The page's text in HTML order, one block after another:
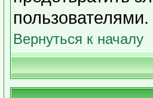
пользователями.
Вернуться к началу